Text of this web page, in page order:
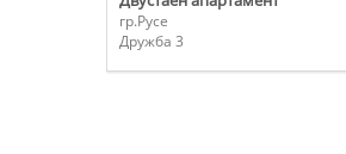
гр.Русе
Дружба 3